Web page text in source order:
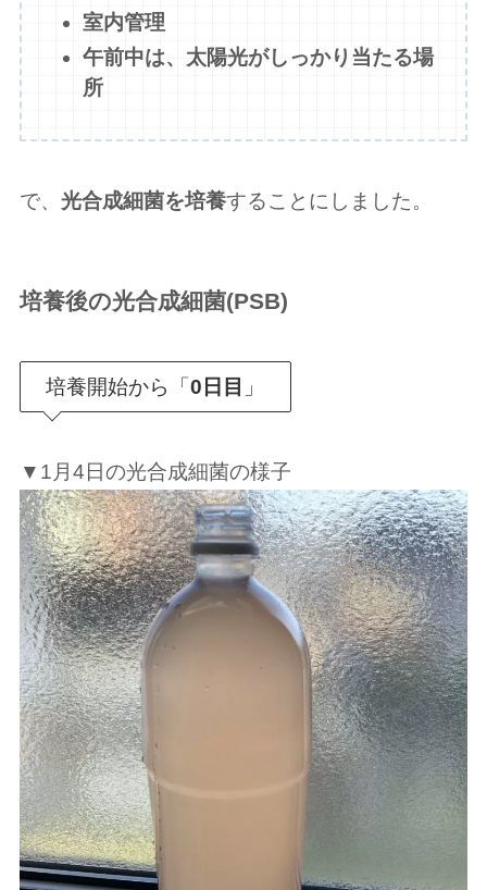
室内管理
午前中は、太陽光がしっかり当たる場
所
で、 光合成細菌を培養することにしました。
培養後の光合成細菌(PSB)
培養開始から「0日目 」
▼1月4日の光合成細菌の様子